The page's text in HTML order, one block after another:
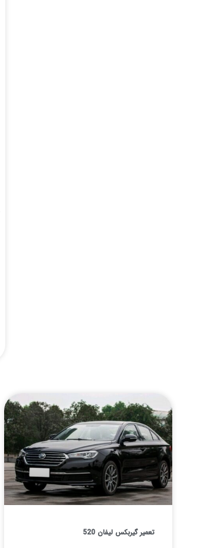
تعمیر گیربکس لیفان 520